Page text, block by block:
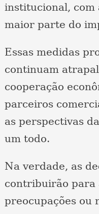
institucional, com
maior parte do
Essas medidas
continuam
cooperação
parceiros
as perspectivas
um todo.
Na verdade, as
contribuirão para
preocupações ou